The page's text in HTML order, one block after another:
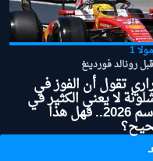
1
رونالد فوردينغ
تقول أن الفوز في
لا يعني الكثير في
موسم 2026.. فهل هذا